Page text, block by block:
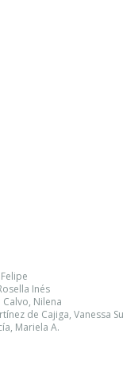
Inés
Nilena
de Cajiga, Vanessa
Mariela A.